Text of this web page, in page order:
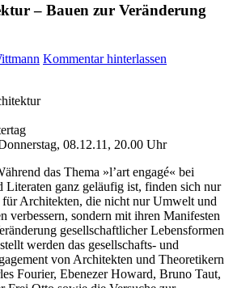
– Bauen zur Veränderung
Kommentar hinterlassen
08.12.11, 20.00 Uhr
das Thema »l’art engagé« bei
Literaten ganz geläufig ist, finden sich nur
Architekten, die nicht nur Umwelt und
verbessern, sondern mit ihren Manifesten
gesellschaftlicher Lebensformen
werden das gesellschafts- und
von Architekten und Theoretikern
Fourier, Ebenezer Howard, Bruno Taut,